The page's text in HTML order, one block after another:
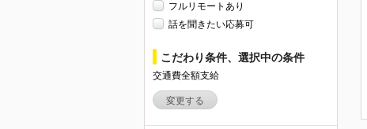
フルリモートあり
話を聞きたい応募可
こだわり条件、選択中の条件
交通費全額支給
変更する